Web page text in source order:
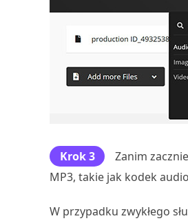
Krok 3
Zanim
MP3, takie jak kodek
W przypadku zwykłego